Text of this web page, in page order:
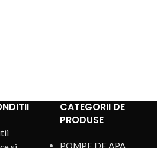
CATEGORII DE
PRODUSE
POMPE DE APA